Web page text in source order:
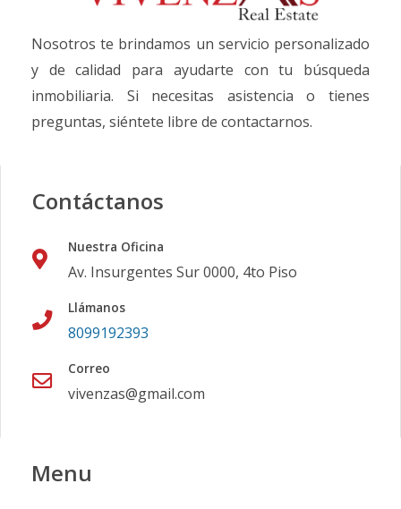
Nosotros te brindamos un servicio personalizado
y de calidad para ayudarte con tu búsqueda
inmobiliaria. Si necesitas asistencia o tienes
preguntas, siéntete libre de contactarnos.
Contáctanos
Nuestra Oficina
Av. Insurgentes Sur 0000, 4to Piso
Llámanos
8099192393
Correo
vivenzas@gmail.com
Menu